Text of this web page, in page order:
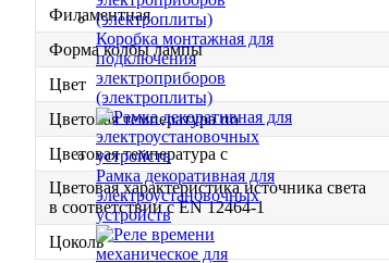
Коробка монтажная для
подключения
электроприборов
(электроплиты)
Рамка декоративная для
электроустановочных
устройств
Филаментная
Форма колбы лампы
Цвет
Цветовая температура по
Цветовая температура с
Цветовая характеристика источника света
в соответствии с EN 12464-1
Цоколь